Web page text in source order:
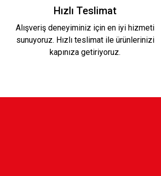
HAKİ KSK HAKİKİ DERİ CÜZDAN 2
899,90 TL
Hızlı Teslimat
Alışveriş deneyiminiz için en iyi hizmeti
sunuyoruz. Hızlı teslimat ile ürünlerinizi
kapınıza getiriyoruz.